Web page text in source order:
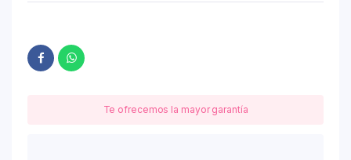
Te ofrecemos la mayor garantía